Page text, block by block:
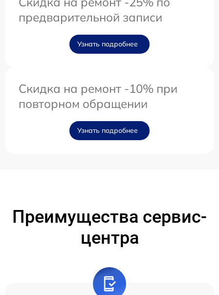
предварительной записи
Узнать подробнее
Скидка на ремонт -10% при
повторном обращении
Узнать подробнее
Преимущества сервис-
центра